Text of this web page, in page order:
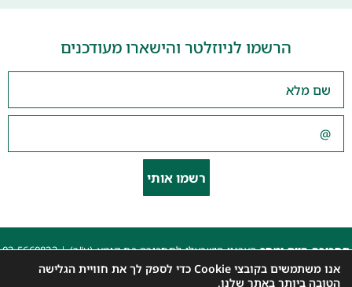
הרשמו לניוזלטר והישארו מעודכנים
רשמו אותי
תחבורה היום ומחרהארגון הישראלי לתחבורה בת קימא (ע"ר) |03-5660823
|
beyarok@gmail.com
כל הזכויות שמורות 2025 |
אנו משתמשים בקובצי Cookie כדי לספק לך את חוויית הגלישה
הטובה ביותר באתר שלנו.